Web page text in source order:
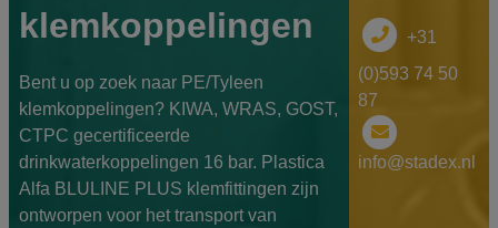
klemkoppelingen
Bent u op zoek naar PE/Tyleen
klemkoppelingen? KIWA, WRAS, GOST,
CTPC gecertificeerde
drinkwaterkoppelingen 16 bar. Plastica
Alfa BLULINE PLUS klemfittingen zijn
ontworpen voor het transport van
+31
(0)593 74 50
87
info@stadex.nl